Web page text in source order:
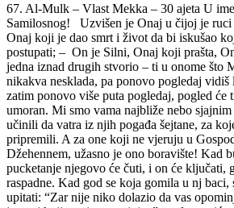
67. Al-Mulk – Vlast Mekka – 30 ajeta U
Samilosnog! Uzvišen je Onaj u čijoj je ruci
Onaj koji je dao smrt i život da bi iskušao
postupati; – On je Silni, Onaj koji prašta,
jedna iznad drugih stvorio – ti u onome što
nikakva nesklada, pa ponovo pogledaj vidiš
zatim ponovo više puta pogledaj, pogled će
umoran. Mi smo vama najbliže nebo
učinili da vatra iz njih pogađa šejtane, za
pripremili. A za one koji ne vjeruju u
Džehennem, užasno je ono boravište! Kad
pucketanje njegovo će čuti, i on će ključati,
raspadne. Kad god se koja gomila u nj baci,
upitati: “Zar nije niko dolazio da vas